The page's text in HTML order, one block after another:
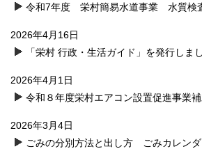
令和7年度 栄村簡易水道事業 水質検
2026年4月16日
「栄村 行政・生活ガイド」を発行しま
2026年4月1日
令和８年度栄村エアコン設置促進事業
2026年3月4日
ごみの分別方法と出し方 ごみカレン